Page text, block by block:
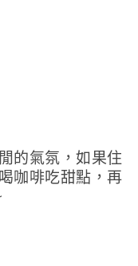
的氣氛，如果住
咖啡吃甜點，再